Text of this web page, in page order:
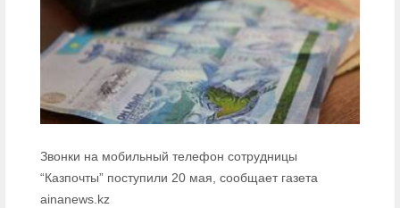
Звонки на мобильный телефон сотрудницы
“Казпочты” поступили 20 мая, сообщает газета
ainanews.kz